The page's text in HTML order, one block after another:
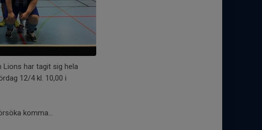
Lions har tagit sig hela
12/4 kl. 10,00 i
komma...